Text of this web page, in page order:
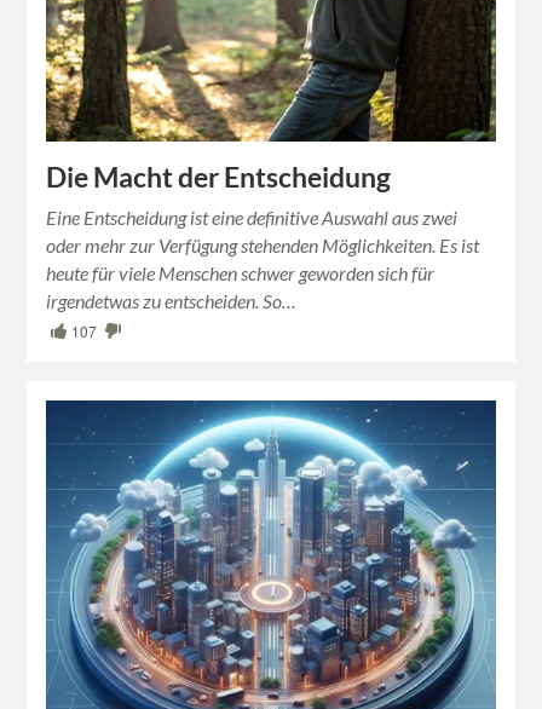
Die Macht der Entscheidung
Eine Entscheidung ist eine definitive Auswahl aus zwei
oder mehr zur Verfügung stehenden Möglichkeiten. Es ist
heute für viele Menschen schwer geworden sich für
irgendetwas zu entscheiden. So…
107